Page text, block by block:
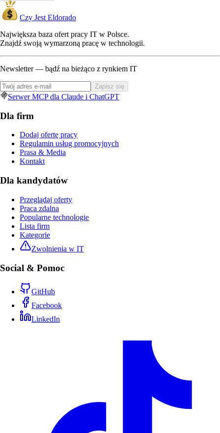
Czy Jest Eldorado
Największa baza ofert pracy IT w Polsce.
Znajdź swoją wymarzoną pracę w technologii.
Newsletter — bądź na bieżąco z rynkiem IT
Zapisz się
Serwer MCP dla Claude i ChatGPT
Dla firm
Dodaj ofertę pracy
Regulamin usług promocyjnych
Prasa & Media
Kontakt
Dla kandydatów
Przeglądaj oferty
Praca zdalna
Popularne technologie
Lista firm
Kategorie
Zwolnienia w IT
Social & Pomoc
GitHub
Facebook
LinkedIn